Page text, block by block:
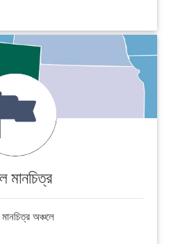
মানচিত্র
অঞ্চলে